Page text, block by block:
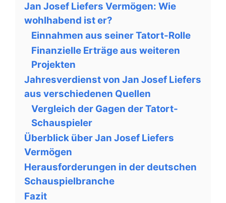
Jan Josef Liefers Vermögen: Wie
wohlhabend ist er?
Einnahmen aus seiner Tatort-Rolle
Finanzielle Erträge aus weiteren
Projekten
Jahresverdienst von Jan Josef Liefers
aus verschiedenen Quellen
Vergleich der Gagen der Tatort-
Schauspieler
Überblick über Jan Josef Liefers
Vermögen
Herausforderungen in der deutschen
Schauspielbranche
Fazit